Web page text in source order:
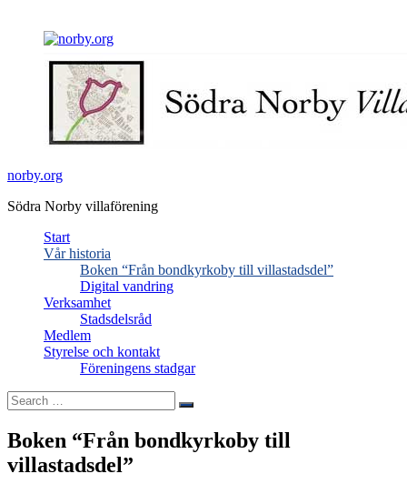
content
facebook
norby.org
Södra Norby villaförening
Start
Vår historia
Boken “Från bondkyrkoby till villastadsdel”
Digital vandring
Verksamhet
Stadsdelsråd
Medlem
Styrelse och kontakt
Föreningens stadgar
Search
for:
Search
Boken “Från bondkyrkoby till
villastadsdel”